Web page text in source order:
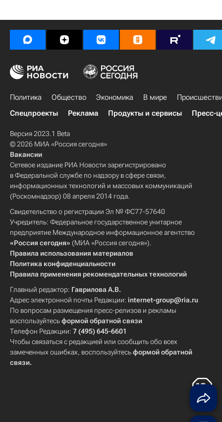
Политика Общество Экономика В мире
Спецпроекты
Реклама Продукты и сервисы Пресс-
Версия 2023.1 Beta
© 2026 МИА «Россия сегодня»
Вакансии
Сетевое издание РИА Новости зарегистрировано
в Федеральной службе по надзору в сфере связи,
информационных технологий и массовых коммуникаций
(Роскомнадзор) 08 апреля 2014 года.
Свидетельство о регистрации Эл № ФС77-57640
Учредитель: Федеральное государственное унитарное
предприятие Международное информационное агентство
«Россия сегодня» (МИА «Россия сегодня»).
Правила использования материалов
Политика конфиденциальности
Правила применения рекомендательных технологий
Главный редактор: Гаврилова А.В.
Адрес электронной почты Редакции: internet-group@ria.ru
По вопросам размещения пресс-релизов и рекламы
воспользуйтесьформой обратной связи
Телефон Редакции: 7 (495) 645-6601
Чтобы связаться с редакцией или сообщить обо всех
замеченных ошибках, воспользуйтесьформой обратной
связи.